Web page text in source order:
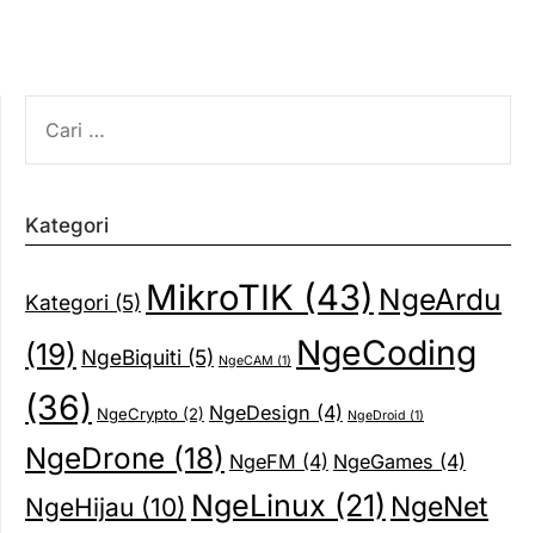
UNTUK:
Kategori
Kategori (5) MikroTIK (43) NgeArdu
(19) NgeBiquiti (5) NgeCAM (1) NgeCoding
(36) NgeCrypto (2) NgeDesign (4) NgeDroid (1)
NgeDrone (18) NgeFM (4) NgeGames (4)
NgeHijau (10) NgeLinux (21) NgeNet